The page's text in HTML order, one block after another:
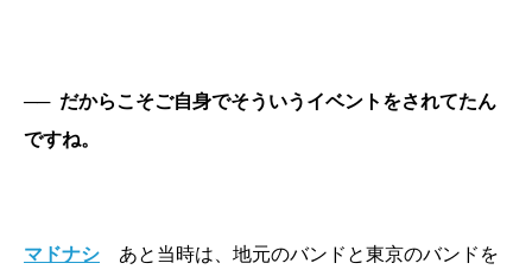
── だからこそご自身でそういうイベントをされてたん
ですね。
マドナシ
あと当時は、地元のバンドと東京のバンドを